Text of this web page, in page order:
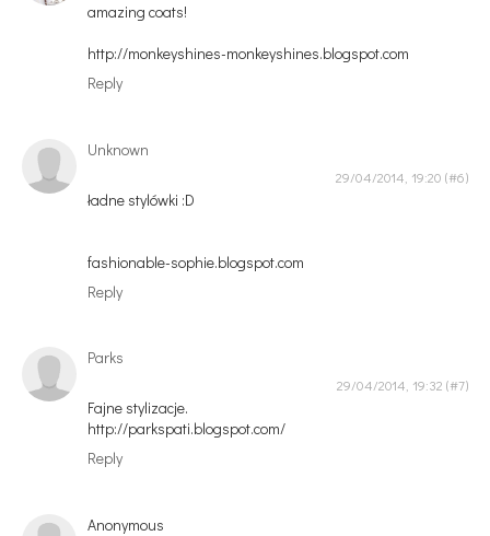
amazing coats!
http://monkeyshines-monkeyshines.blogspot.com
Reply
Unknown
29/04/2014, 19:20
ładne stylówki :D
fashionable-sophie.blogspot.com
Reply
Parks
29/04/2014, 19:32
Fajne stylizacje.
http://parkspati.blogspot.com/
Reply
Anonymous